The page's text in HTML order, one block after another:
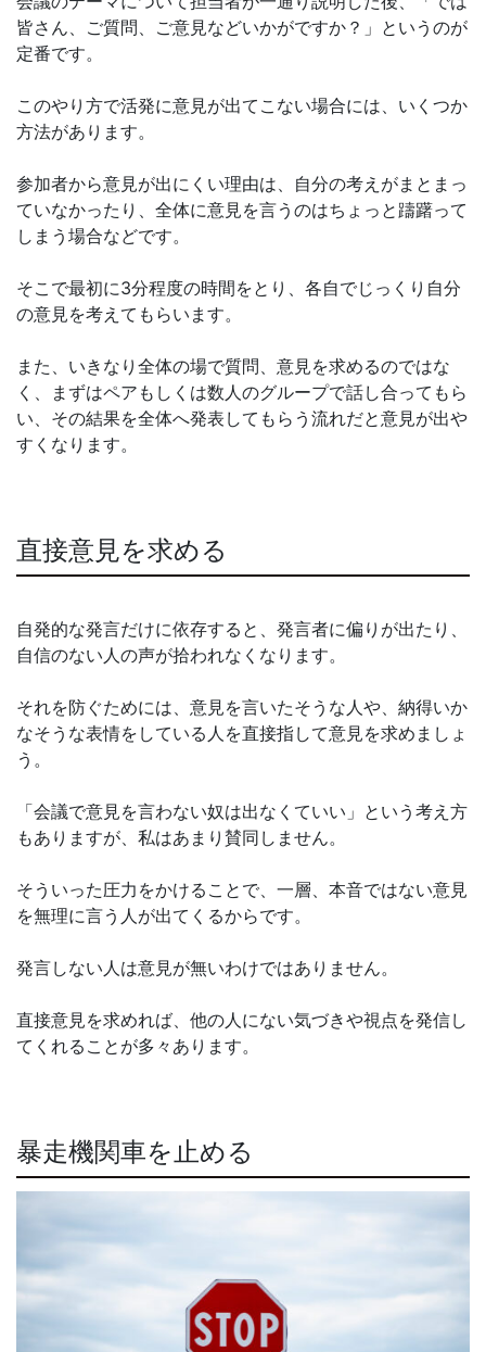
皆さん、ご質問、ご意見などいかがですか？」というのが
定番です。
このやり方で活発に意見が出てこない場合には、いくつか
方法があります。
参加者から意見が出にくい理由は、自分の考えがまとまっ
ていなかったり、全体に意見を言うのはちょっと躊躇って
しまう場合などです。
そこで最初に3分程度の時間をとり、各自でじっくり自分
の意見を考えてもらいます。
また、いきなり全体の場で質問、意見を求めるのではな
く、まずはペアもしくは数人のグループで話し合ってもら
い、その結果を全体へ発表してもらう流れだと意見が出や
すくなります。
直接意見を求める
自発的な発言だけに依存すると、発言者に偏りが出たり、
自信のない人の声が拾われなくなります。
それを防ぐためには、意見を言いたそうな人や、納得いか
なそうな表情をしている人を直接指して意見を求めましょ
う。
「会議で意見を言わない奴は出なくていい」という考え方
もありますが、私はあまり賛同しません。
そういった圧力をかけることで、一層、本音ではない意見
を無理に言う人が出てくるからです。
発言しない人は意見が無いわけではありません。
直接意見を求めれば、他の人にない気づきや視点を発信し
てくれることが多々あります。
暴走機関車を止める